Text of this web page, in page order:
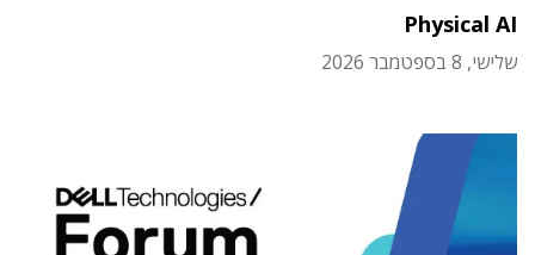
Physical AI
שלישי, 8 בספטמבר 2026